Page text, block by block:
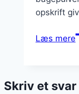
opskrift
Læs mere
Skriv et svar